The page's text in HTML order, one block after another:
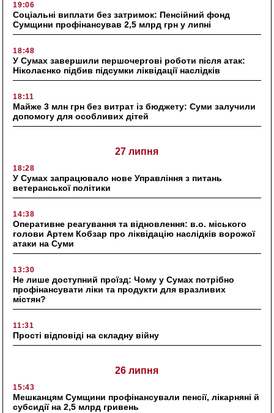
19:06
Соціальні виплати без затримок: Пенсійний фонд
Сумщини профінансував 2,5 млрд грн у липні
18:48
У Сумах завершили першочергові роботи після атак:
Ніколаєнко підбив підсумки ліквідації наслідків
18:11
Майже 3 млн грн без витрат із бюджету: Суми залучили
допомогу для особливих дітей
27 липня
18:28
У Сумах запрацювало нове Управління з питань
ветеранської політики
14:38
Оперативне реагування та відновлення: в.о. міського
голови Артем Кобзар про ліквідацію наслідків ворожої
атаки на Суми
13:30
Не лише доступний проїзд: Чому у Сумах потрібно
профінансувати ліки та продукти для вразливих
містян?
11:31
Прості відповіді на складну війну
26 липня
15:43
Мешканцям Сумщини профінансували пенсії, лікарняні й
субсидії на 2,5 млрд гривень